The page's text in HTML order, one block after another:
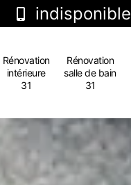
indisponible
Rénovation
intérieure
31
Rénovation
salle de bain
31